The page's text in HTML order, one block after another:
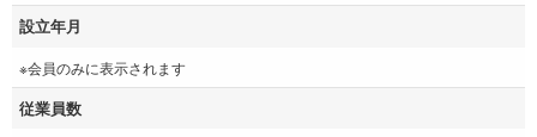
設立年月
※会員のみに表示されます
従業員数